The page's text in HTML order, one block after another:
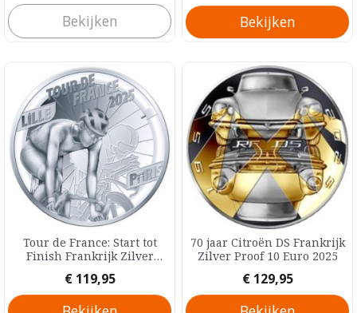
Bekijken Bekijken
Tour de France: Start tot
Finish Frankrijk Zilver
Prijs
€ 119,95
70 jaar Citroën DS Frankrijk
Zilver Proof 10 Euro 2025
Prijs
€ 129,95